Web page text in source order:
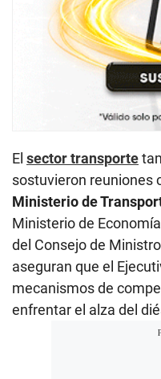
El sector transporte
sostuvieron reuniones
Ministerio de
Ministerio de
del Consejo de
aseguran que el
mecanismos de
enfrentar el alza del